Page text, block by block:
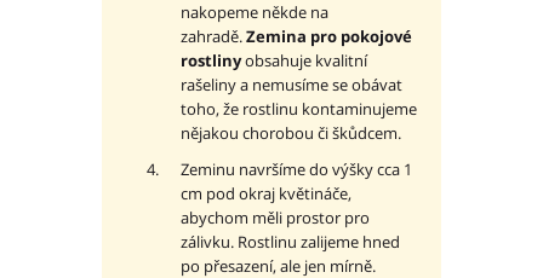
nakopeme někde na
zahradě.Zemina pro pokojové
rostlinyobsahuje kvalitní
rašeliny a nemusíme se obávat
toho, že rostlinu kontaminujeme
nějakou chorobou či škůdcem.
Zeminu navršíme do výšky cca 1
cm pod okraj květináče,
abychom měli prostor pro
zálivku. Rostlinu zalijeme hned
po přesazení, ale jen mírně.